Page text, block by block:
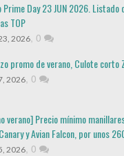
Prime Day 23 JUN 2026. Listado
TOP
2026, 0
promo de verano, Culote corto
2026, 0
verano] Precio mínimo
y Avian Falcon, por unos
2026, 0